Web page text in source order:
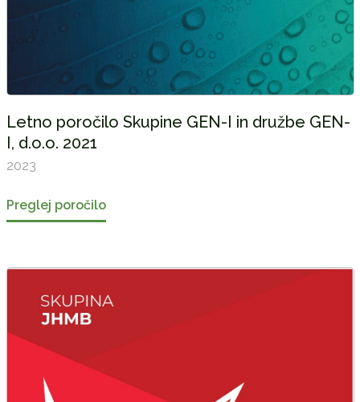
Letno poročilo Skupine GEN-I in družbe GEN-
I, d.o.o. 2021
2023
Preglej poročilo